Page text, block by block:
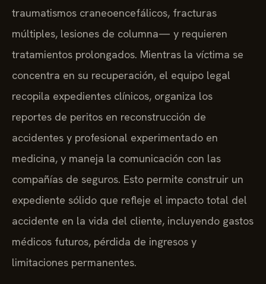
traumatismos craneoencefálicos, fracturas
múltiples, lesiones de columna— y requieren
tratamientos prolongados. Mientras la víctima se
concentra en su recuperación, el equipo legal
recopila expedientes clínicos, organiza los
reportes de peritos en reconstrucción de
accidentes y profesional experimentado en
medicina, y maneja la comunicación con las
compañías de seguros. Esto permite construir un
expediente sólido que refleje el impacto total del
accidente en la vida del cliente, incluyendo gastos
médicos futuros, pérdida de ingresos y
limitaciones permanentes.